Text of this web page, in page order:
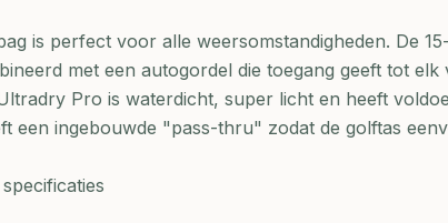
is perfect voor alle weersomstandigheden. De
met een autogordel die toegang geeft tot elk
Pro is waterdicht, super licht en heeft
een ingebouwde "pass-thru" zodat de golftas